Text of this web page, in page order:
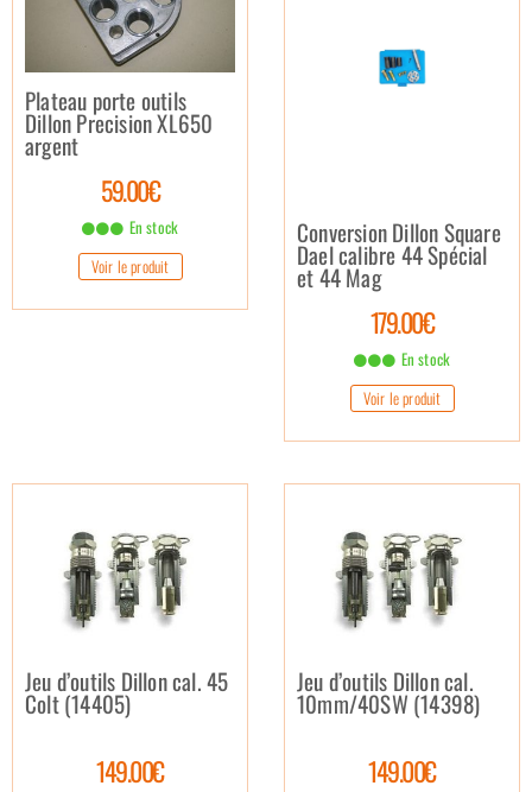
Plateau porte outils
Dillon Precision XL650
argent
59.00€
En stock
Voir le produit
Conversion Dillon Square
Dael calibre 44 Spécial
et 44 Mag
179.00€
En stock
Voir le produit
Jeu d’outils Dillon cal. 45
Colt (14405)
149.00€
Jeu d’outils Dillon cal.
10mm/40SW (14398)
149.00€